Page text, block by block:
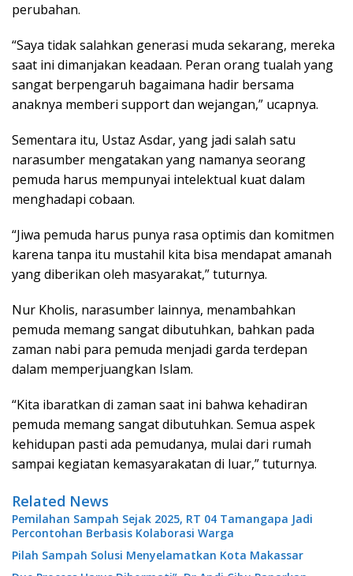
perubahan.
“Saya tidak salahkan generasi muda sekarang, mereka
saat ini dimanjakan keadaan. Peran orang tualah yang
sangat berpengaruh bagaimana hadir bersama
anaknya memberi support dan wejangan,” ucapnya.
Sementara itu, Ustaz Asdar, yang jadi salah satu
narasumber mengatakan yang namanya seorang
pemuda harus mempunyai intelektual kuat dalam
menghadapi cobaan.
“Jiwa pemuda harus punya rasa optimis dan komitmen
karena tanpa itu mustahil kita bisa mendapat amanah
yang diberikan oleh masyarakat,” tuturnya.
Nur Kholis, narasumber lainnya, menambahkan
pemuda memang sangat dibutuhkan, bahkan pada
zaman nabi para pemuda menjadi garda terdepan
dalam memperjuangkan Islam.
“Kita ibaratkan di zaman saat ini bahwa kehadiran
pemuda memang sangat dibutuhkan. Semua aspek
kehidupan pasti ada pemudanya, mulai dari rumah
sampai kegiatan kemasyarakatan di luar,” tuturnya.
Related News
Pemilahan Sampah Sejak 2025, RT 04 Tamangapa Jadi
Percontohan Berbasis Kolaborasi Warga
Pilah Sampah Solusi Menyelamatkan Kota Makassar